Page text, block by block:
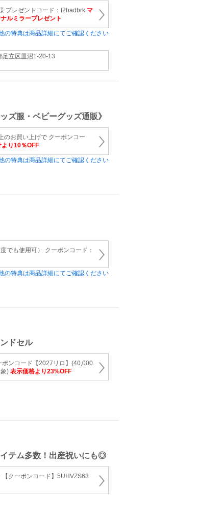
プレゼントコード：f2hadbrk マ
ルミラープレゼント
の特典は商品詳細にてご確認ください
足立区皿沼1-20-13
ズ服・ベビーグッズ通販》
のお買い上げで クーポンコー
より10％OFF
の特典は商品詳細にてご確認ください
でも使用可） クーポンコード：
の特典は商品詳細にてご確認ください
ドセル
ポンコード【2027リロ】(40,000
) 表示価格より23%OFF
テム多数！出産祝いにも◎
【クーポンコード】5UHVZS63